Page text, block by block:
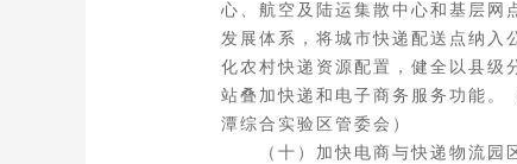
心、航空及陆运集散中心和基层网
发展体系，将城市快递配送点纳入
化农村快递资源配置，健全以县级
站叠加快递和电子商务服务功能。
潭综合实验区管委会）
（十）加快电商与快递物流园区